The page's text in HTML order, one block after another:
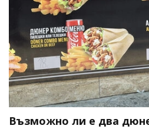
Възможно ли е два